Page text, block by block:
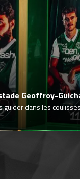
Geoffroy-
guider dans les